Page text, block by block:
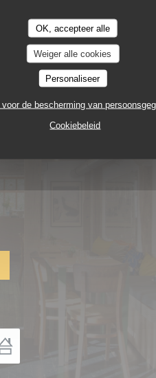
OK, accepteer alle
Weiger alle cookies
Personaliseer
voor de bescherming van
Cookiebeleid
((opent in een nieuw venster))